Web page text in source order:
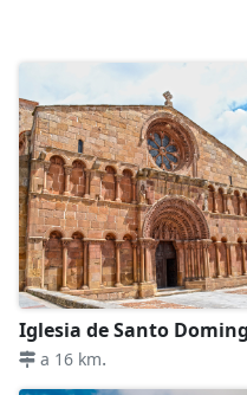
Iglesia de Santo
a 16 km.